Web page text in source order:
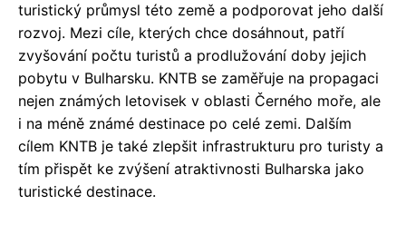
turistický průmysl této země a podporovat jeho další
rozvoj. Mezi cíle, kterých chce dosáhnout, patří
zvyšování počtu turistů a prodlužování doby jejich
pobytu v Bulharsku. KNTB se zaměřuje na propagaci
nejen známých letovisek v oblasti Černého moře, ale
i na méně známé destinace po celé zemi. Dalším
cílem KNTB je také zlepšit infrastrukturu pro turisty a
tím přispět ke zvýšení atraktivnosti Bulharska jako
turistické destinace.